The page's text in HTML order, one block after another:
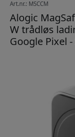
Art.nr.: MSCCM
Alogic
W trådløs
Google Pixel